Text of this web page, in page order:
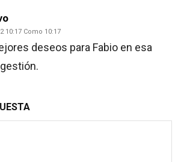
10:17 Como 10:17
deseos para Fabio en esa